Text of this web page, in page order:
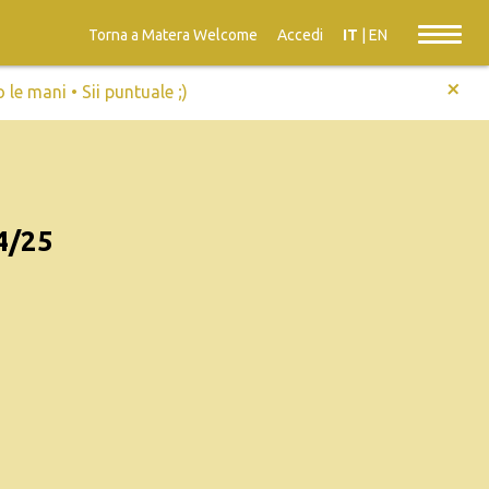
Torna a Matera Welcome Accedi IT EN
le mani • Sii puntuale ;) +
25